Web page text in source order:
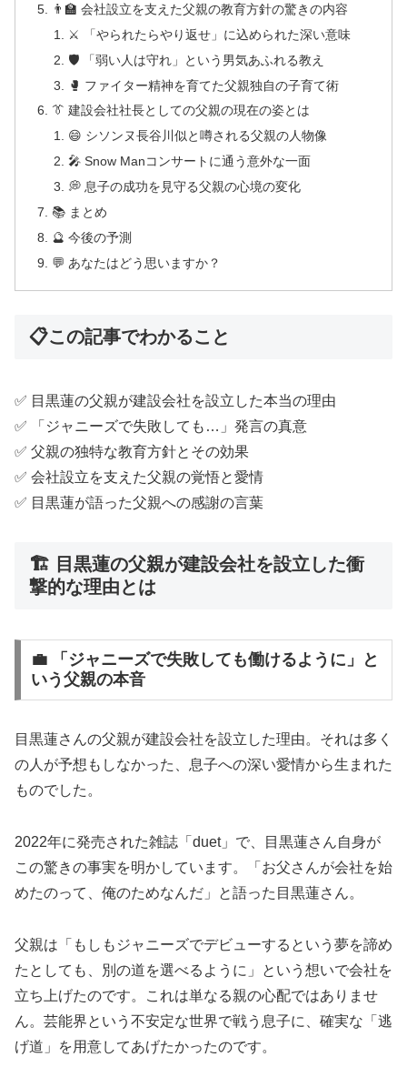
👨‍🏫 会社設立を支えた父親の教育方針の驚きの内容
⚔️ 「やられたらやり返せ」に込められた深い意味
🛡️ 「弱い人は守れ」という男気あふれる教え
🥊 ファイター精神を育てた父親独自の子育て術
👔 建設会社社長としての父親の現在の姿とは
😄 シソンヌ長谷川似と噂される父親の人物像
🎤 Snow Manコンサートに通う意外な一面
💭 息子の成功を見守る父親の心境の変化
📚 まとめ
🔮 今後の予測
💬 あなたはどう思いますか？
📋この記事でわかること
✅ 目黒蓮の父親が建設会社を設立した本当の理由
✅ 「ジャニーズで失敗しても…」発言の真意
✅ 父親の独特な教育方針とその効果
✅ 会社設立を支えた父親の覚悟と愛情
✅ 目黒蓮が語った父親への感謝の言葉
🏗️ 目黒蓮の父親が建設会社を設立した衝
撃的な理由とは
💼 「ジャニーズで失敗しても働けるように」と
いう父親の本音
目黒蓮さんの父親が建設会社を設立した理由。それは多く
の人が予想もしなかった、息子への深い愛情から生まれた
ものでした。
2022年に発売された雑誌「duet」で、目黒蓮さん自身が
この驚きの事実を明かしています。「お父さんが会社を始
めたのって、俺のためなんだ」と語った目黒蓮さん。
父親は「もしもジャニーズでデビューするという夢を諦め
たとしても、別の道を選べるように」という想いで会社を
立ち上げたのです。これは単なる親の心配ではありませ
ん。芸能界という不安定な世界で戦う息子に、確実な「逃
げ道」を用意してあげたかったのです。